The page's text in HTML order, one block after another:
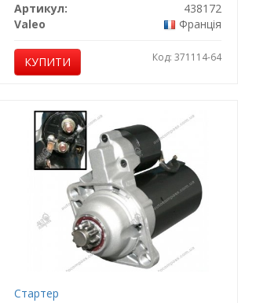
Артикул:
438172
Valeo
Франція
КУПИТИ Код: 371114-64
Стартер